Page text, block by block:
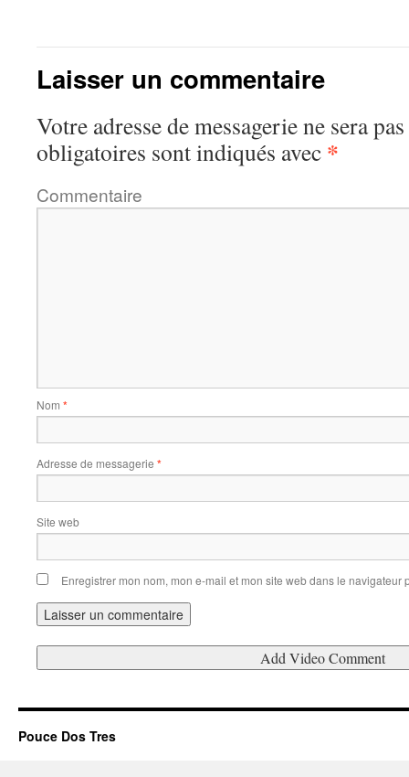
Laisser un commentaire
Votre adresse de messagerie ne sera
obligatoires sont indiqués avec *
Commentaire
Nom *
Adresse de messagerie *
Site web
Enregistrer mon nom, mon e-mail et mon site web dans le navigateur
Pouce Dos Tres